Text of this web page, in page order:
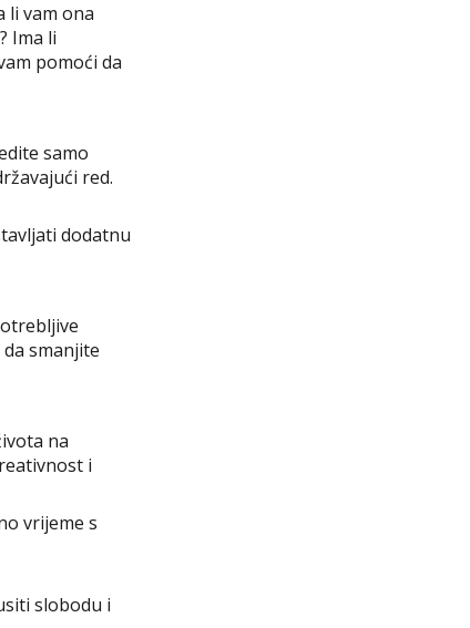
li vam ona
Ima li
pomoći da
samo
red.
dodatnu
smanjite
na
i
vrijeme s
slobodu i